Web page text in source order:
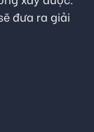
đưa ra giải